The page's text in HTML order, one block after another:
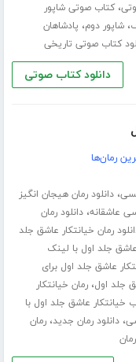
،کتاب صوتی شاپور
،شاپور دوم، پادشاهان
کتاب صوتی تاریخی
دانلود کتاب صوتی
رمان‌ها
،دانلود رمان هیجان انگیز
عاشقانه،دانلود رمان
رمان خیانتکار عاشق جلد
عاشق جلد اول با لینک
عاشق جلد اول برای
جلد اول،رمان خیانتکار
خیانتکار عاشق جلد اول با
،دانلود رمان جدید،رمان
رمان